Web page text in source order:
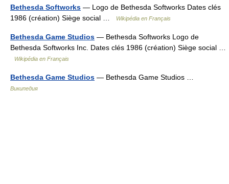
Bethesda Softworks — Logo de Bethesda Softworks Dates clés
1986 (création) Siège social …
Wikipédia en Français
Bethesda Game Studios — Bethesda Softworks Logo de
Bethesda Softworks Inc. Dates clés 1986 (création) Siège social …
Wikipédia en Français
Bethesda Game Studios — Bethesda Game Studios …
Википедия